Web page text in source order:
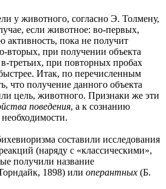
у животного, согласно Э. Толмену,
если животное: во-первых,
активность, пока не получит
вторых, при получении объекта
третьих, при повторных пробах
Итак, по перечисленным
что получение данного объекта
цель, животного. Признаки же эти
поведения, а к сознанию
составили исследования
(наряду с «классическими»,
получили название
1898) или оперантных (Б.